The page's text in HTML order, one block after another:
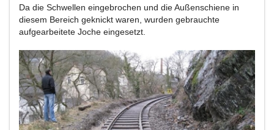
Da die Schwellen eingebrochen und die Außenschiene in
diesem Bereich geknickt waren, wurden gebrauchte
aufgearbeitete Joche eingesetzt.